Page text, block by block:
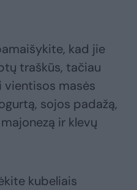
kad jie
traškūs, tačiau
vientisos masės
sojos padažą,
ir klevų
kubeliais